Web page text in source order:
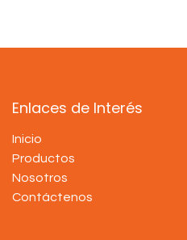
Enlaces de Interés
Inicio
Productos
Nosotros
Contáctenos